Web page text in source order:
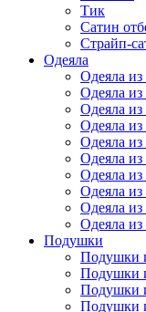
Тик
Сатин
Страйп-
Одеяла
Одеяла из
Одеяла
Одеяла из
Одеяла из
Одеяла
Одеяла из
Одеяла из
Одеяла
Одеяла из
Одеяла из
Подушки
Подушки
Подушки
Подушки
Подушки